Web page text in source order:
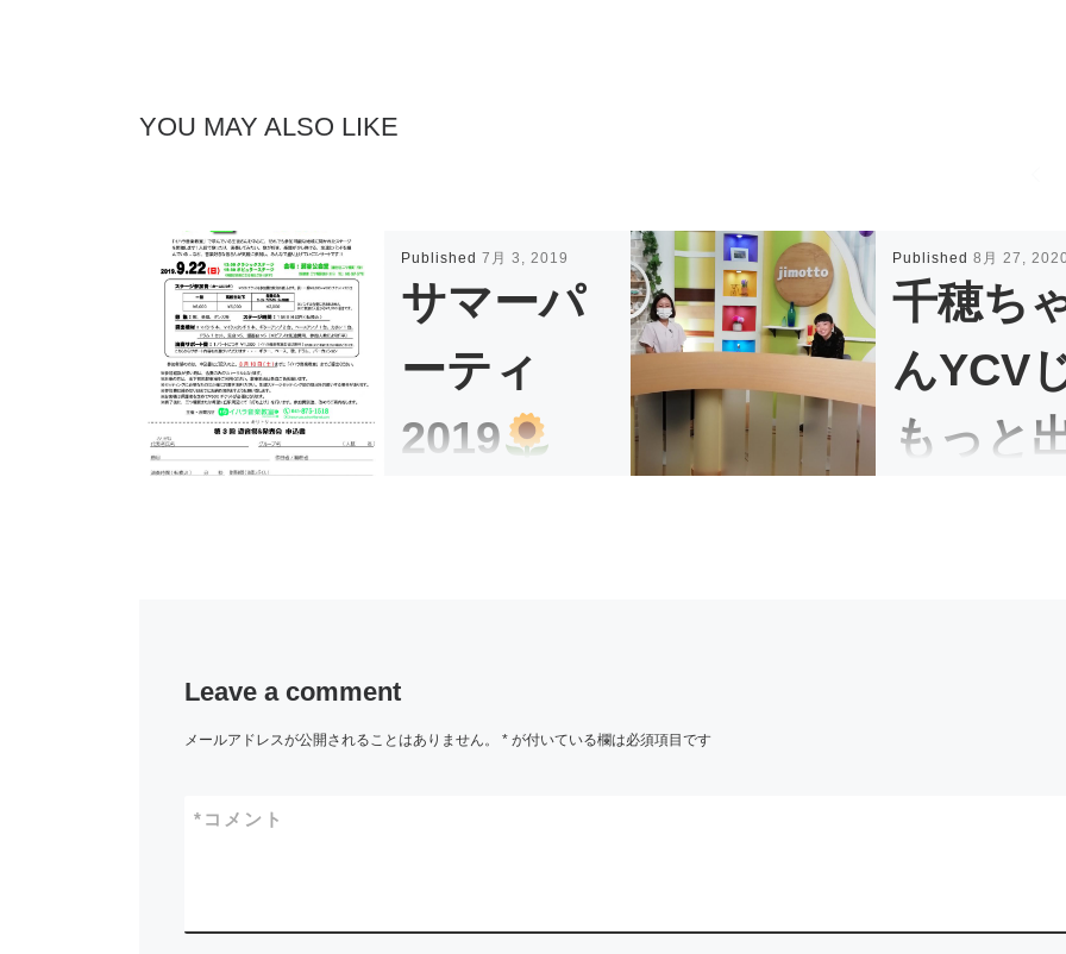
YOU MAY ALSO LIKE
Published7月 3, 2019
サマーパ
ーティ
2019
Published 8月 27,
千穂ち
んYCV
もっと
Leave a comment
メールアドレスが公開されることはありません。 *が付いている欄は必須項目です
コメント
*